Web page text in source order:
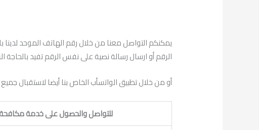
الرقم أو ارسال رسالة نصية على نفس الرقم تفيد بالحاجة
أو من خلال تطبيق الواتسأب الخاص بنا أيضا لاستقبال
للتواصل والحصول على خدمة